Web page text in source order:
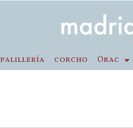
palillería corcho Orac